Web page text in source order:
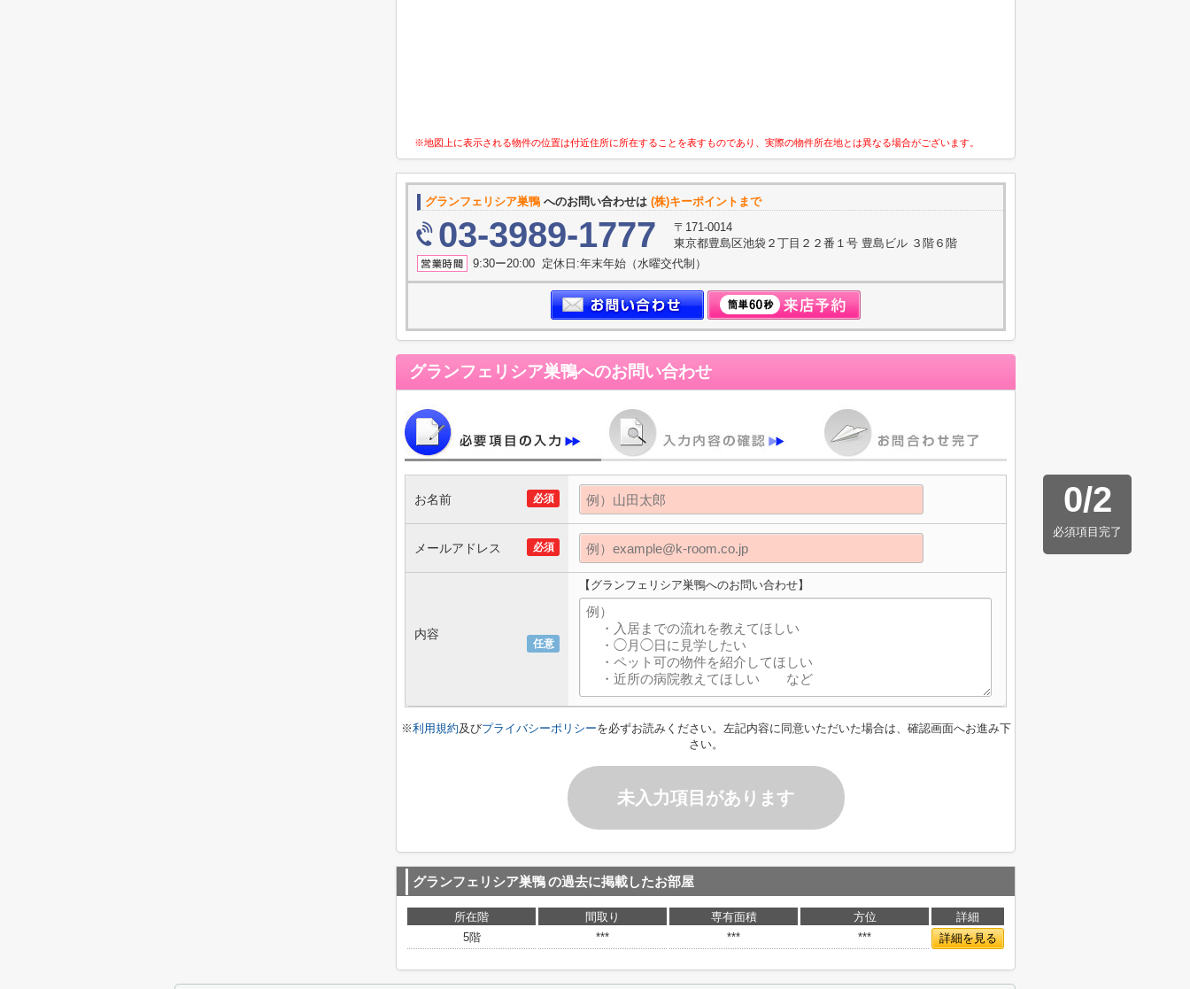
※地図上に表示される物件の位置は付近住所に所在することを表すものであり、実際の物件所在地とは異なる場合がございます。
グランフェリシア巣鴨 へのお問い合わせは (株)キーポイントまで
03-3989-1777
〒171-0014
東京都豊島区池袋２丁目２２番１号 豊島ビル ３階６階
9:30ー20:00 定休日:年末年始（水曜交代制）
グランフェリシア巣鴨へのお問い合わせ
0/2
必須項目完了
必須
お名前
必須
メールアドレス
任意
内容
【グランフェリシア巣鴨へのお問い合わせ】
※利用規約及びプライバシーポリシーを必ずお読みください。左記内容に同意いただいた場合は、確認画面へお進み下
さい。
未入力項目があります
グランフェリシア巣鴨の過去に掲載したお部屋
所在階 間取り 専有面積 方位
詳細
5階
*** *** *** 詳細を見る